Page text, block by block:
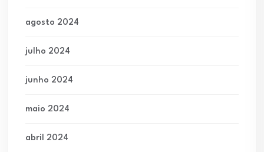
agosto 2024
julho 2024
junho 2024
maio 2024
abril 2024